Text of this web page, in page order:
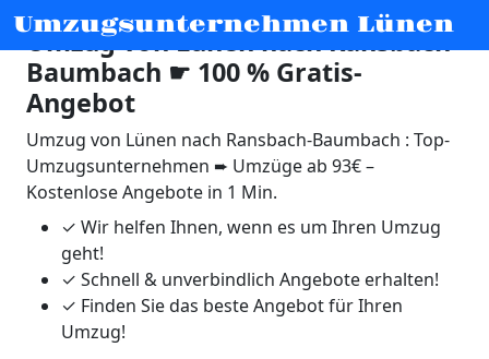
Umzugsunternehmen Lünen
Umzug von Lünen nach Ransbach-
Baumbach ☛ 100 % Gratis-
Angebot
Umzug von Lünen nach Ransbach-Baumbach : Top-
Umzugsunternehmen ➨ Umzüge ab 93€ –
Kostenlose Angebote in 1 Min.
✓ Wir helfen Ihnen, wenn es um Ihren Umzug
geht!
✓ Schnell & unverbindlich Angebote erhalten!
✓ Finden Sie das beste Angebot für Ihren
Umzug!